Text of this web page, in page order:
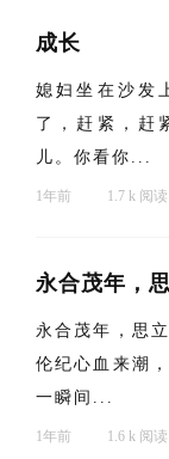
成长
媳妇坐在沙发
了，赶紧，赶
儿。你看你...
1年前 1.7 k 阅读
永合茂年，
永合茂年，思
伦纪心血来潮
一瞬间...
1年前 1.6 k 阅读